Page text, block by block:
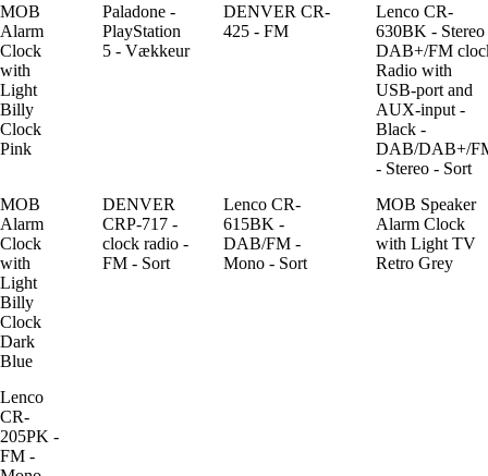
MOB
Alarm
Clock
with
Light
Billy
Clock
Pink
Paladone -
PlayStation
5 - Vækkeur
DENVER CR-
425 - FM
Lenco CR-
630BK - Stereo
DAB+/FM
Radio with
USB-port and
AUX-input -
Black -
DAB/DAB+/
- Stereo - Sort
MOB
Alarm
Clock
with
Light
Billy
Clock
Dark
Blue
DENVER
CRP-717 -
clock radio -
FM - Sort
Lenco CR-
615BK -
DAB/FM -
Mono - Sort
MOB Speaker
Alarm Clock
with Light TV
Retro Grey
Lenco
CR-
205PK -
FM -